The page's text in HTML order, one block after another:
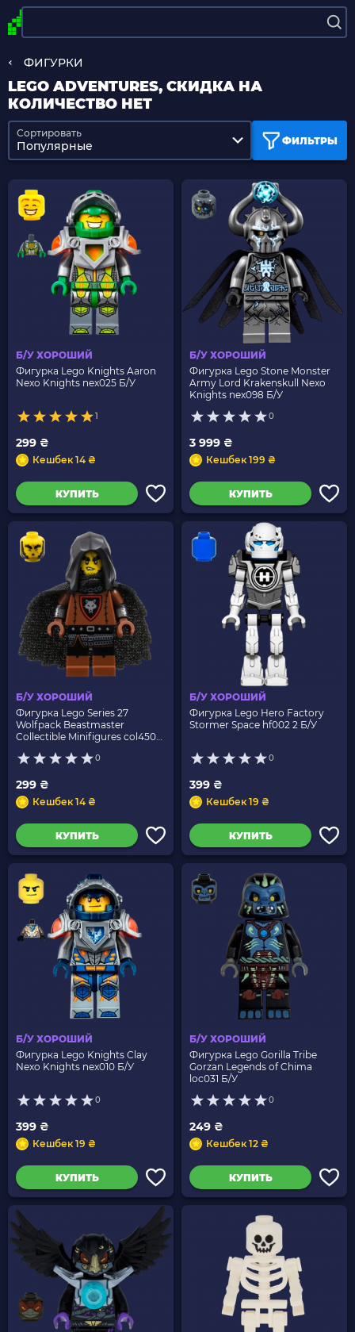
ФИГУРКИ
LEGO ADVENTURES, СКИДКА НА
КОЛИЧЕСТВО НЕТ
ФИЛЬТРЫ
Сортировать
Популярные
Б/У ХОРОШИЙ
Фигурка Lego Knights Aaron
Nexo Knights nex025 Б/У
1
299 ₴
Кешбек 14 ₴
КУПИТЬ
Б/У ХОРОШИЙ
Фигурка Lego Stone Monster
Army Lord Krakenskull Nexo
Knights nex098 Б/У
0
3 999 ₴
Кешбек 199 ₴
КУПИТЬ
Б/У ХОРОШИЙ
Фигурка Lego Series 27
Wolfpack Beastmaster
Collectible Minifigures col450
0
299 ₴
Кешбек 14 ₴
КУПИТЬ
Б/У ХОРОШИЙ
Фигурка Lego Hero Factory
Stormer Space hf002 2 Б/У
0
399 ₴
Кешбек 19 ₴
КУПИТЬ
Б/У ХОРОШИЙ
Фигурка Lego Knights Clay
Nexo Knights nex010 Б/У
0
399 ₴
Кешбек 19 ₴
КУПИТЬ
Б/У ХОРОШИЙ
Фигурка Lego Gorilla Tribe
Gorzan Legends of Chima
loc031 Б/У
0
249 ₴
Кешбек 12 ₴
КУПИТЬ